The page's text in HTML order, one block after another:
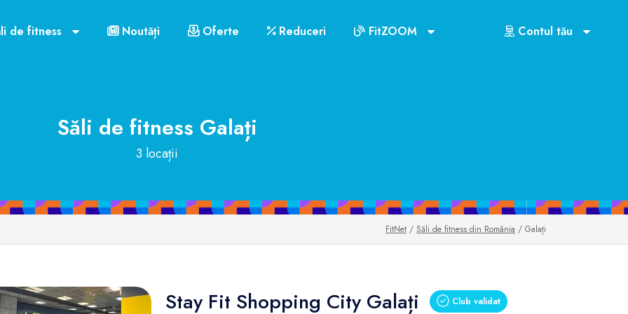
de fitness Noutăți Oferte Reduceri FitZOOM Contul tău
Săli de fitness Galați
3 locații
FitNet / Săli de fitness din România / Galați
Stay Fit Shopping City Galați Club validat